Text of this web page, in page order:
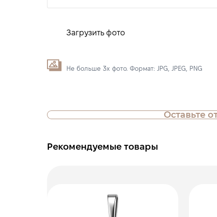
Загрузить фото
Не больше 3х фото. Формат: JPG, JPEG, PNG
Оставьте
Рекомендуемые товары